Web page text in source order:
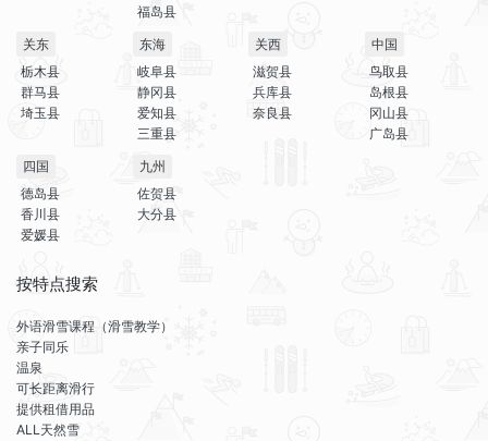
福岛县
关东
栃木县
群马县
埼玉县
东海
岐阜县
静冈县
爱知县
三重县
关西
滋贺县
兵库县
奈良县
中国
鸟取县
岛根县
冈山县
广岛县
四国
德岛县
香川县
爱媛县
九州
佐贺县
大分县
按特点搜索
外语滑雪课程（滑雪教学）
亲子同乐
温泉
可长距离滑行
提供租借用品
ALL天然雪